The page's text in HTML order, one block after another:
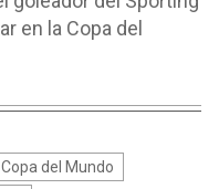
en la Copa del
Copa del Mundo